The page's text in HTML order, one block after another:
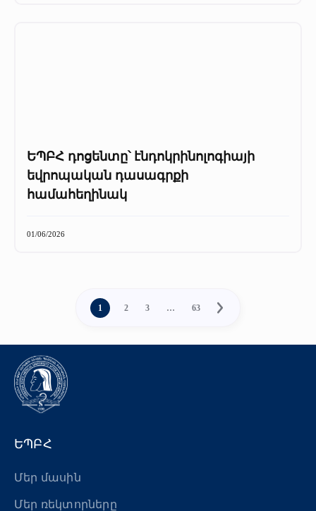
ԵՊԲՀ դոցենտը՝ էնդոկրինոլոգիայի
եվրոպական դասագրքի
համահեղինակ
01/06/2026
1 2 3 … 63
ԵՊԲՀ
Մեր մասին
Մեր ռեկտորները